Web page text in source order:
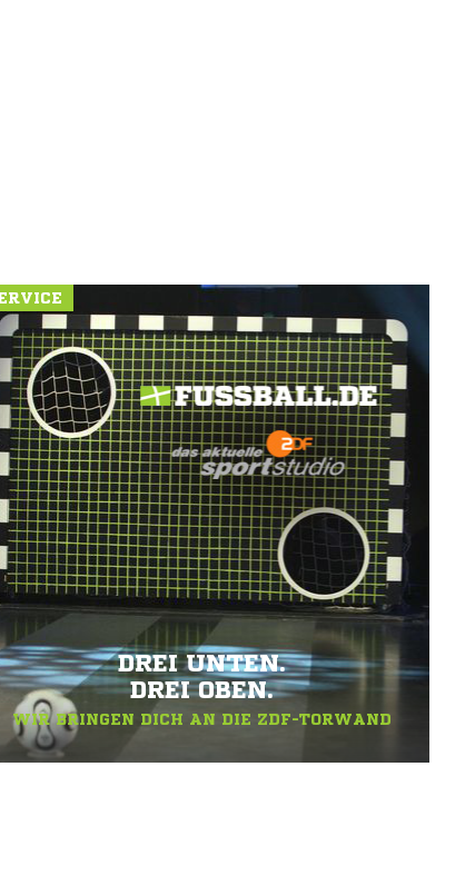
DREI UNTEN.
DREI OBEN.
WIR BRINGEN DICH AN DIE ZDF-TORWAND